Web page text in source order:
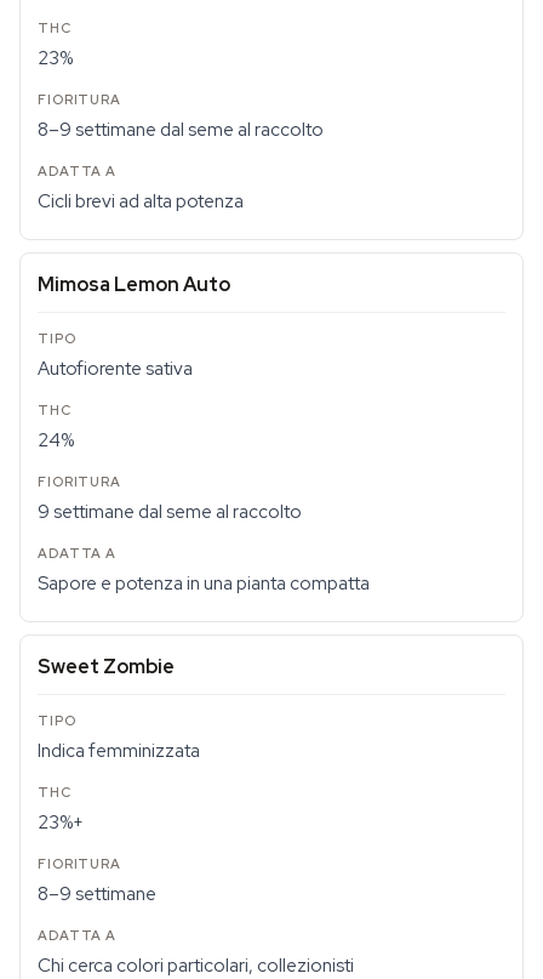
23%
8–9 settimane dal seme al raccolto
Cicli brevi ad alta potenza
Mimosa Lemon Auto
Autofiorente sativa
24%
9 settimane dal seme al raccolto
Sapore e potenza in una pianta compatta
Sweet Zombie
Indica femminizzata
23%+
8–9 settimane
Chi cerca colori particolari, collezionisti